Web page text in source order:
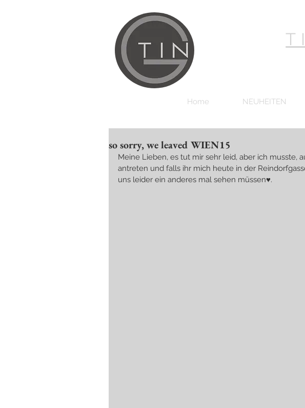
Home NEUHEITEN
so sorry, we leaved WIEN15
Meine Lieben, es tut mir sehr leid, aber ich musste,
antreten und falls ihr mich heute in der
uns leider ein anderes mal sehen müssen♥.